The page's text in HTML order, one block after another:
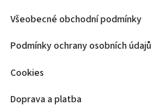
Všeobecné obchodní podmínky
Podmínky ochrany osobních údajů
Cookies
Doprava a platba